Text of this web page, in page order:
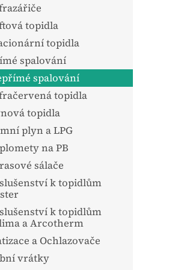
topidla
topidla
spalování
spalování
topidla
topidla
plyn a LPG
na PB
sálače
k topidlům
k topidlům
a Arcotherm
a Ochlazovače
vrátky